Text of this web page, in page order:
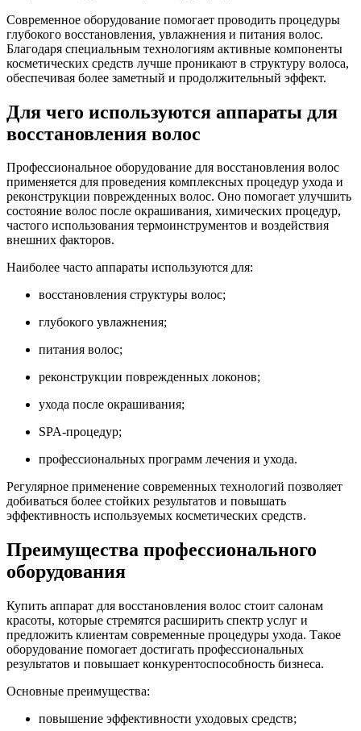
Современное оборудование помогает проводить процедуры
глубокого восстановления, увлажнения и питания волос.
Благодаря специальным технологиям активные компоненты
косметических средств лучше проникают в структуру волоса,
обеспечивая более заметный и продолжительный эффект.
Для чего используются аппараты для
восстановления волос
Профессиональное оборудование для восстановления волос
применяется для проведения комплексных процедур ухода и
реконструкции поврежденных волос. Оно помогает улучшить
состояние волос после окрашивания, химических процедур,
частого использования термоинструментов и воздействия
внешних факторов.
Наиболее часто аппараты используются для:
восстановления структуры волос;
глубокого увлажнения;
питания волос;
реконструкции поврежденных локонов;
ухода после окрашивания;
SPA-процедур;
профессиональных программ лечения и ухода.
Регулярное применение современных технологий позволяет
добиваться более стойких результатов и повышать
эффективность используемых косметических средств.
Преимущества профессионального
оборудования
Купить аппарат для восстановления волос стоит салонам
красоты, которые стремятся расширить спектр услуг и
предложить клиентам современные процедуры ухода. Такое
оборудование помогает достигать профессиональных
результатов и повышает конкурентоспособность бизнеса.
Основные преимущества:
повышение эффективности уходовых средств;